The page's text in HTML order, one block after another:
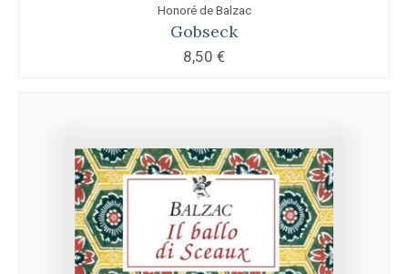
Honoré de Balzac
Gobseck
8,50 €